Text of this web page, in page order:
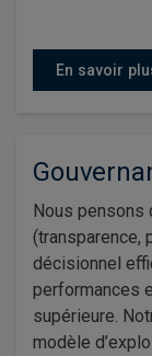
En savoir
Nous pensons
(transparence,
décisionnel
performances
supérieure.
modèle